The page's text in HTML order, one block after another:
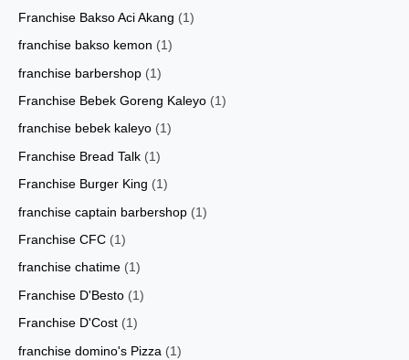
Franchise Bakso Aci Akang (1)
franchise bakso kemon (1)
franchise barbershop (1)
Franchise Bebek Goreng Kaleyo (1)
franchise bebek kaleyo (1)
Franchise Bread Talk (1)
Franchise Burger King (1)
franchise captain barbershop (1)
Franchise CFC (1)
franchise chatime (1)
Franchise D'Besto (1)
Franchise D'Cost (1)
franchise domino's Pizza (1)